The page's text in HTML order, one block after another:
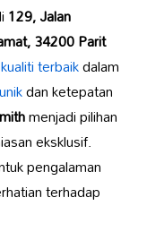
129, Jalan
34200 Parit
kualiti terbaikdalam
dan ketepatan
menjadi pilihan
eksklusif.
pengalaman
terhadap